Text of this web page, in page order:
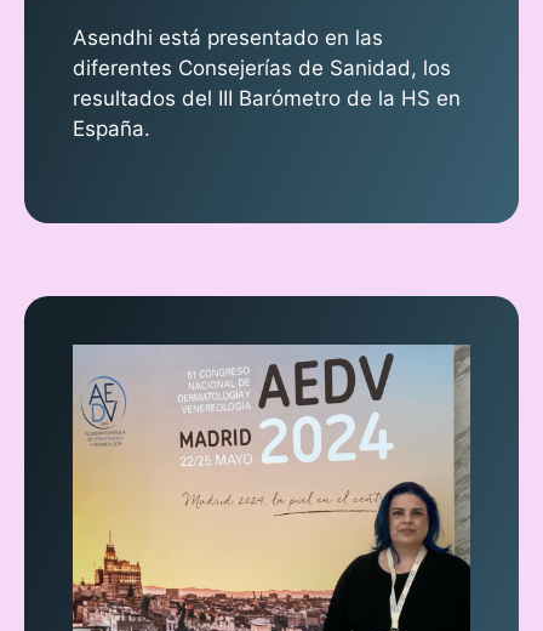
Asendhi está presentado en las
diferentes Consejerías de Sanidad, los
resultados del III Barómetro de la HS en
España.